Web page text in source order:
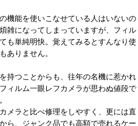
機能を使いこなせている人はいないの
雑になってしまっていますが、フィル
も単純明快。覚えてみるとすんなり使
ありません。
持つことからも、往年の名機に惹かれ
ィルム一眼レフカメラが思わぬ値段で
メラと比べ修理をしやすく、更には直
ら、ジャンク品でも高額で売れるケー